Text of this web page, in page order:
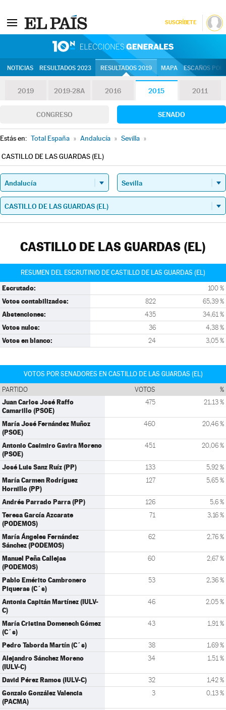
SUSCRÍBETE
NOTICIAS RESULTADOS 2023 RESULTADOS 2019 MAPA ESCAÑOS
2019 2019-28A 2016 2015 2011
CONGRESO SENADO
Estás en: Total España » Andalucía » Sevilla »
CASTILLO DE LAS GUARDAS (EL)
CASTILLO DE LAS GUARDAS (EL)
RESUMEN DEL ESCRUTINIO DE CASTILLO DE LAS GUARDAS (EL)
Escrutado: 100 %
Votos contabilizados: 822 65,39 %
Abstenciones: 435 34,61 %
Votos nulos: 36 4,38 %
Votos en blanco: 24 3,05 %
VOTOS POR SENADORES EN CASTILLO DE LAS GUARDAS (EL)
PARTIDO VOTOS %
Juan Carlos José Raffo
Camarillo (PSOE)
475 21,13 %
María José Fernández Muñoz
(PSOE)
460 20,46 %
Antonio Casimiro Gavira Moreno
(PSOE)
451 20,06 %
José Luis Sanz Ruíz (PP) 133 5,92 %
María Carmen Rodríguez
Hornillo (PP)
127 5,65 %
Andrés Parrado Parra (PP) 126 5,6 %
Teresa García Azcarate
(PODEMOS)
71 3,16 %
María Ángeles Fernández
Sánchez (PODEMOS)
62 2,76 %
Manuel Peña Callejas
(PODEMOS)
60 2,67 %
Pablo Emérito Cambronero
Piqueras (C´s)
53 2,36 %
Antonia Capitán Martínez (IULV-
C)
46 2,05 %
María Cristina Domenech Gómez
(C´s)
43 1,91 %
Pedro Taborda Martín (C´s) 38 1,69 %
Alejandro Sánchez Moreno
(IULV-C)
34 1,51 %
David Pérez Ramos (IULV-C) 32 1,42 %
Gonzalo González Valencia
(PACMA)
3 0,13 %